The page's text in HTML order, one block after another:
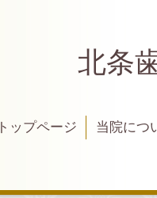
北条
トップページ 当院につ